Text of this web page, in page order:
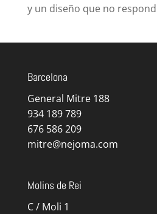
y un diseño que no
Barcelona
General Mitre 188
934 189 789
676 586 209
mitre@nejoma.com
Molins de Rei
C / Moli 1